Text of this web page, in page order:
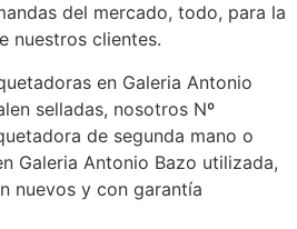
del mercado, todo, para la
nuestros clientes.
en Galeria Antonio
selladas, nosotros Nº
de segunda mano o
Galeria Antonio Bazo utilizada,
nuevos y con garantía